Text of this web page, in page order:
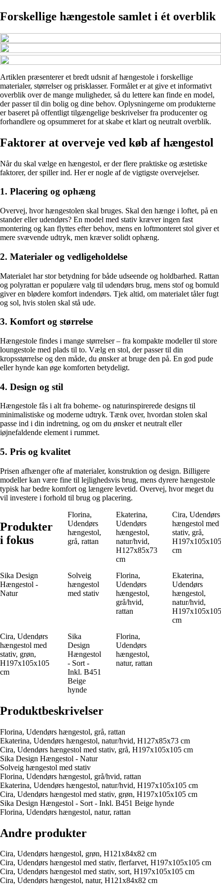
Forskellige hængestole samlet i ét overblik
Artiklen præsenterer et bredt udsnit af hængestole i forskellige
materialer, størrelser og prisklasser. Formålet er at give et informativt
overblik over de mange muligheder, så du lettere kan finde en model,
der passer til din bolig og dine behov. Oplysningerne om produkterne
er baseret på offentligt tilgængelige beskrivelser fra producenter og
forhandlere og opsummeret for at skabe et klart og neutralt overblik.
Faktorer at overveje ved køb af hængestol
Når du skal vælge en hængestol, er der flere praktiske og æstetiske
faktorer, der spiller ind. Her er nogle af de vigtigste overvejelser.
1. Placering og ophæng
Overvej, hvor hængestolen skal bruges. Skal den hænge i loftet, på en
stander eller udendørs? En model med stativ kræver ingen fast
montering og kan flyttes efter behov, mens en loftmonteret stol giver et
mere svævende udtryk, men kræver solidt ophæng.
2. Materialer og vedligeholdelse
Materialet har stor betydning for både udseende og holdbarhed. Rattan
og polyrattan er populære valg til udendørs brug, mens stof og bomuld
giver en blødere komfort indendørs. Tjek altid, om materialet tåler fugt
og sol, hvis stolen skal stå ude.
3. Komfort og størrelse
Hængestole findes i mange størrelser – fra kompakte modeller til store
loungestole med plads til to. Vælg en stol, der passer til din
kropsstørrelse og den måde, du ønsker at bruge den på. En god pude
eller hynde kan øge komforten betydeligt.
4. Design og stil
Hængestole fås i alt fra boheme- og naturinspirerede designs til
minimalistiske og moderne udtryk. Tænk over, hvordan stolen skal
passe ind i din indretning, og om du ønsker et neutralt eller
iøjnefaldende element i rummet.
5. Pris og kvalitet
Prisen afhænger ofte af materialer, konstruktion og design. Billigere
modeller kan være fine til lejlighedsvis brug, mens dyrere hængestole
typisk har bedre komfort og længere levetid. Overvej, hvor meget du
vil investere i forhold til brug og placering.
Produkter
i fokus
Florina,
Udendørs
hængestol,
grå, rattan
Ekaterina,
Udendørs
hængestol,
natur/hvid,
H127x85x73
cm
Cira, Udendørs
hængestol med
stativ, grå,
H197x105x105
cm
Sika Design
Hængestol -
Natur
Solveig
hængestol
med stativ
Florina,
Udendørs
hængestol,
grå/hvid,
rattan
Ekaterina,
Udendørs
hængestol,
natur/hvid,
H197x105x105
cm
Cira, Udendørs
hængestol med
stativ, grøn,
H197x105x105
cm
Sika
Design
Hængestol
- Sort -
Inkl. B451
Beige
hynde
Florina,
Udendørs
hængestol,
natur, rattan
Produktbeskrivelser
Florina, Udendørs hængestol, grå, rattan
Ekaterina, Udendørs hængestol, natur/hvid, H127x85x73 cm
Cira, Udendørs hængestol med stativ, grå, H197x105x105 cm
Sika Design Hængestol - Natur
Solveig hængestol med stativ
Florina, Udendørs hængestol, grå/hvid, rattan
Ekaterina, Udendørs hængestol, natur/hvid, H197x105x105 cm
Cira, Udendørs hængestol med stativ, grøn, H197x105x105 cm
Sika Design Hængestol - Sort - Inkl. B451 Beige hynde
Florina, Udendørs hængestol, natur, rattan
Andre produkter
Cira, Udendørs hængestol, grøn, H121x84x82 cm
Cira, Udendørs hængestol med stativ, flerfarvet, H197x105x105 cm
Cira, Udendørs hængestol med stativ, sort, H197x105x105 cm
Cira, Udendørs hængestol, natur, H121x84x82 cm